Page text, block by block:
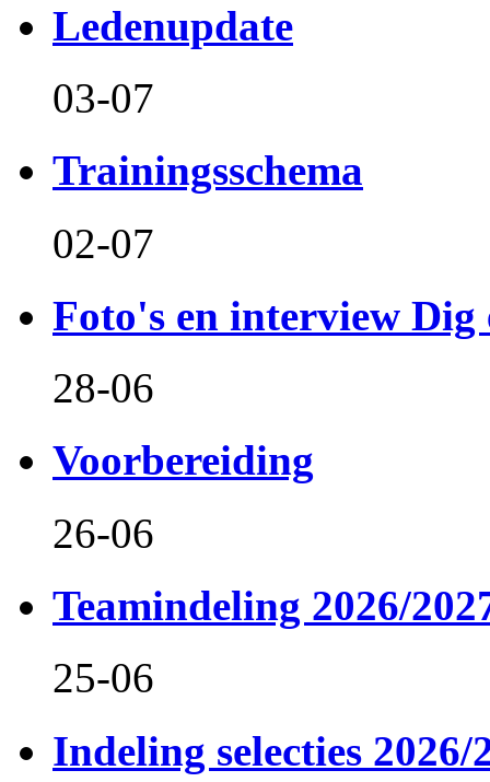
Ledenupdate
03-07
Trainingsschema
02-07
Foto's en interview Dig
28-06
Voorbereiding
26-06
Teamindeling 2026/
25-06
Indeling selecties 2026/